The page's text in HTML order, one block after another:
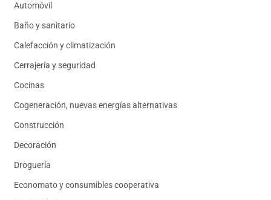
Automóvil
Baño y sanitario
Calefacción y climatización
Cerrajería y seguridad
Cocinas
Cogeneración, nuevas energías alternativas
Construcción
Decoración
Droguería
Economato y consumibles cooperativa